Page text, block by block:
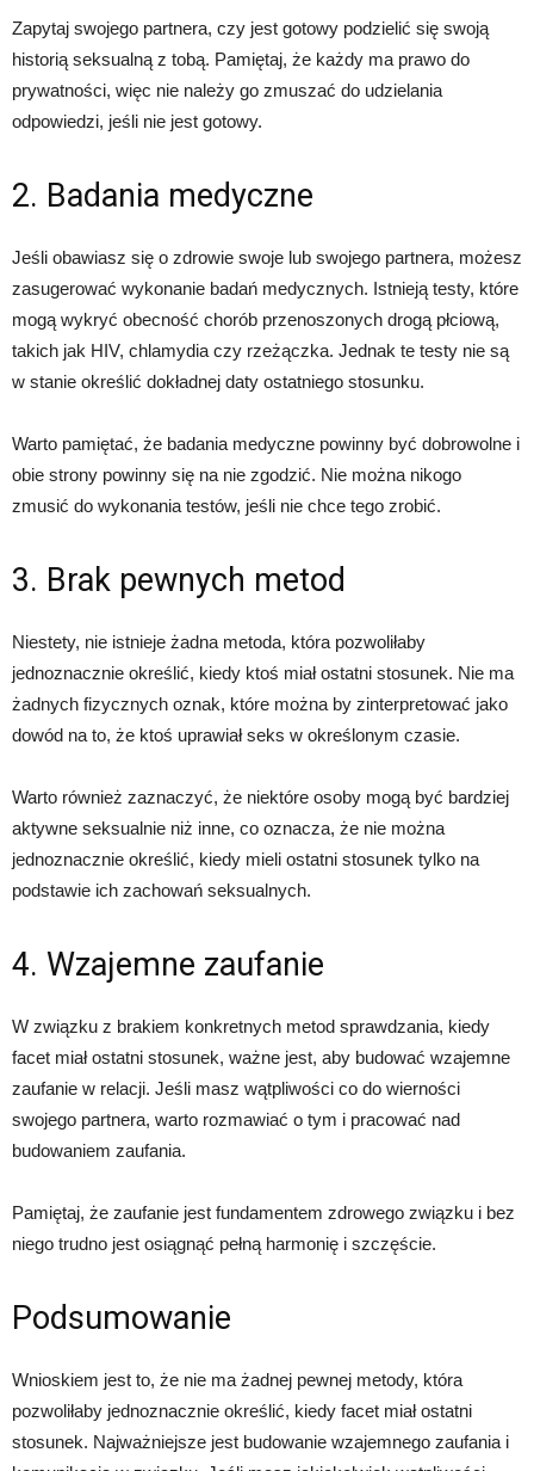
Zapytaj swojego partnera, czy jest gotowy podzielić się swoją
historią seksualną z tobą. Pamiętaj, że każdy ma prawo do
prywatności, więc nie należy go zmuszać do udzielania
odpowiedzi, jeśli nie jest gotowy.
2. Badania medyczne
Jeśli obawiasz się o zdrowie swoje lub swojego partnera, możesz
zasugerować wykonanie badań medycznych. Istnieją testy, które
mogą wykryć obecność chorób przenoszonych drogą płciową,
takich jak HIV, chlamydia czy rzeżączka. Jednak te testy nie są
w stanie określić dokładnej daty ostatniego stosunku.
Warto pamiętać, że badania medyczne powinny być dobrowolne i
obie strony powinny się na nie zgodzić. Nie można nikogo
zmusić do wykonania testów, jeśli nie chce tego zrobić.
3. Brak pewnych metod
Niestety, nie istnieje żadna metoda, która pozwoliłaby
jednoznacznie określić, kiedy ktoś miał ostatni stosunek. Nie ma
żadnych fizycznych oznak, które można by zinterpretować jako
dowód na to, że ktoś uprawiał seks w określonym czasie.
Warto również zaznaczyć, że niektóre osoby mogą być bardziej
aktywne seksualnie niż inne, co oznacza, że ​​nie można
jednoznacznie określić, kiedy mieli ostatni stosunek tylko na
podstawie ich zachowań seksualnych.
4. Wzajemne zaufanie
W związku z brakiem konkretnych metod sprawdzania, kiedy
facet miał ostatni stosunek, ważne jest, aby budować wzajemne
zaufanie w relacji. Jeśli masz wątpliwości co do wierności
swojego partnera, warto rozmawiać o tym i pracować nad
budowaniem zaufania.
Pamiętaj, że zaufanie jest fundamentem zdrowego związku i bez
niego trudno jest osiągnąć pełną harmonię i szczęście.
Podsumowanie
Wnioskiem jest to, że nie ma żadnej pewnej metody, która
pozwoliłaby jednoznacznie określić, kiedy facet miał ostatni
stosunek. Najważniejsze jest budowanie wzajemnego zaufania i